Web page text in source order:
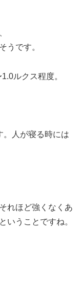
うです。
ルクス程度。
。人が寝る時には
れほど強くなくあ
いうことですね。